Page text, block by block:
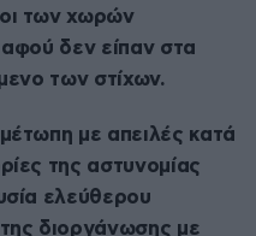
των χωρών
δεν είπαν στα
των στίχων.
με απειλές κατά
της αστυνομίας
ελεύθερου
διοργάνωσης με